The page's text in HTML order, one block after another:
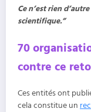
Ce n’est rien
scientifique.”
70
contre ce
Ces entités ont
cela constitue un